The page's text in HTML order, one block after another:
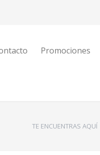
Promociones
TE ENCUENTRAS AQUÍ